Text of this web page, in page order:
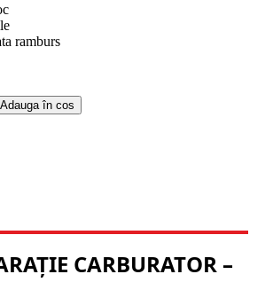
ramburs
Adauga în cos
CARBURATOR –